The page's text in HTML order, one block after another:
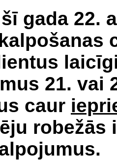
gada 22.
21. vai
caur